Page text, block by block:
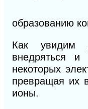
образованию
Как увидим
внедряться и
некоторых
превращая их
ионы.